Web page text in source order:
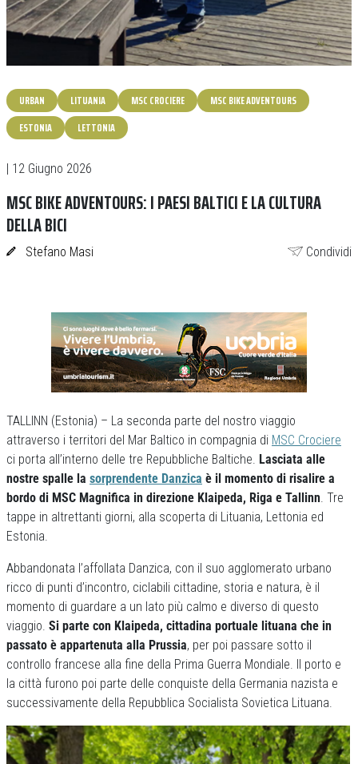
URBAN LITUANIA MSC CROCIERE
MSC BIKE ADVENTOURS
ESTONIA
LETTONIA
| 12 Giugno 2026
MSC BIKE ADVENTOURS: I PAESI BALTICI E LA CULTURA
DELLA BICI
Stefano Masi Condividi
TALLINN (Estonia) – La seconda parte del nostro viaggio
attraverso i territori del Mar Baltico in compagnia di MSC Crociere
ci porta all’interno delle tre Repubbliche Baltiche. Lasciata alle
nostre spalle la sorprendente Danzica è il momento di risalire a
bordo di MSC Magnifica in direzione Klaipeda, Riga e Tallinn. Tre
tappe in altrettanti giorni, alla scoperta di Lituania, Lettonia ed
Estonia.
Abbandonata l’affollata Danzica, con il suo agglomerato urbano
ricco di punti d’incontro, ciclabili cittadine, storia e natura, è il
momento di guardare a un lato più calmo e diverso di questo
viaggio. Si parte con Klaipeda, cittadina portuale lituana che in
passato è appartenuta alla Prussia, per poi passare sotto il
controllo francese alla fine della Prima Guerra Mondiale. Il porto e
la città furono poi parte delle conquiste della Germania nazista e
successivamente della Repubblica Socialista Sovietica Lituana.